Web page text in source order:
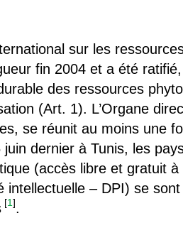
Il y a
Quels sont les
sur les
fin 2004 et a été
durable des ressources
(Art. 1). L’Organe
se réunit au moins une
dernier à Tunis, les
(accès libre et gratuit
intellectuelle – DPI) se
[1].